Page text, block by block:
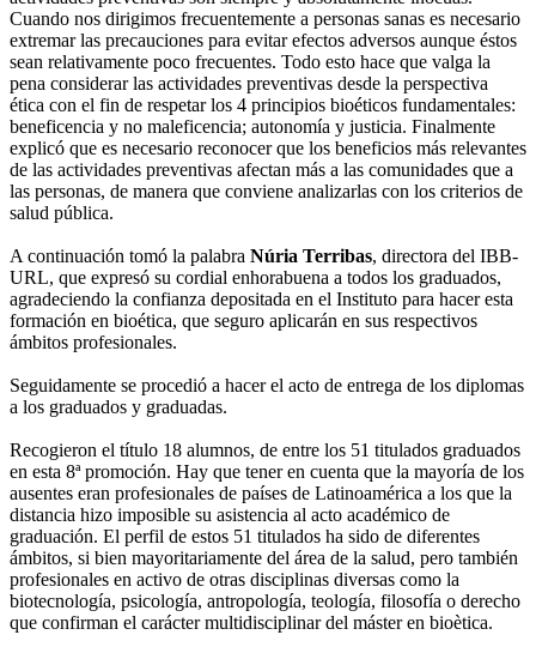
Cuando nos dirigimos frecuentemente a personas sanas es necesario
extremar las precauciones para evitar efectos adversos aunque éstos
sean relativamente poco frecuentes. Todo esto hace que valga la
pena considerar las actividades preventivas desde la perspectiva
ética con el fin de respetar los 4 principios bioéticos fundamentales:
beneficencia y no maleficencia; autonomía y justicia. Finalmente
explicó que es necesario reconocer que los beneficios más relevantes
de las actividades preventivas afectan más a las comunidades que a
las personas, de manera que conviene analizarlas con los criterios de
salud pública.
A continuación tomó la palabra Núria Terribas, directora del IBB-
URL, que expresó su cordial enhorabuena a todos los graduados,
agradeciendo la confianza depositada en el Instituto para hacer esta
formación en bioética, que seguro aplicarán en sus respectivos
ámbitos profesionales.
Seguidamente se procedió a hacer el acto de entrega de los diplomas
a los graduados y graduadas.
Recogieron el título 18 alumnos, de entre los 51 titulados graduados
en esta 8ª promoción. Hay que tener en cuenta que la mayoría de los
ausentes eran profesionales de países de Latinoamérica a los que la
distancia hizo imposible su asistencia al acto académico de
graduación. El perfil de estos 51 titulados ha sido de diferentes
ámbitos, si bien mayoritariamente del área de la salud, pero también
profesionales en activo de otras disciplinas diversas como la
biotecnología, psicología, antropología, teología, filosofía o derecho
que confirman el carácter multidisciplinar del máster en bioètica.